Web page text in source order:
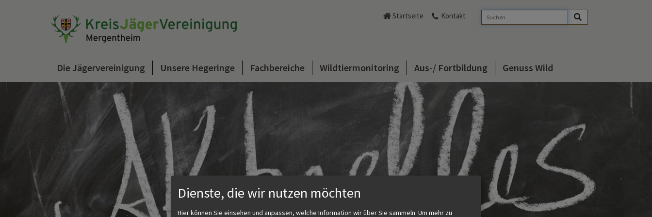
Startseite Kontakt
Die Jägervereinigung Unsere Hegeringe Fachbereiche Wildtiermonitoring Aus-/ Fortbildung Genuss Wild
Dienste, die wir nutzen möchten
Hier können Sie einsehen und anpassen, welche Information wir über Sie sammeln. Um mehr zu